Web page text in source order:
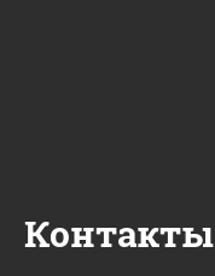
Контакты